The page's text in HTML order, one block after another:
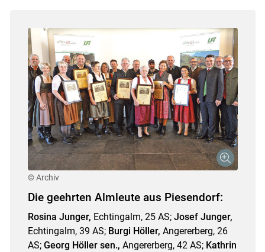
© Archiv
Die geehrten Almleute aus Piesendorf:
Rosina Junger, Echtingalm, 25 AS; Josef Junger,
Echtingalm, 39 AS;Burgi Höller, Angererberg, 26
AS; Georg Höller sen., Angererberg, 42 AS; Kathrin